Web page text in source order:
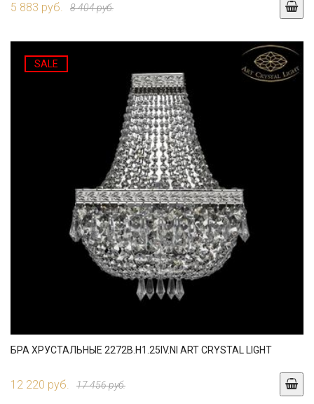
5 883 руб. 8 404 руб.
SALE
БРА ХРУСТАЛЬНЫЕ 2272B.H1.25IV.NI ART CRYSTAL LIGHT
12 220 руб. 17 456 руб.